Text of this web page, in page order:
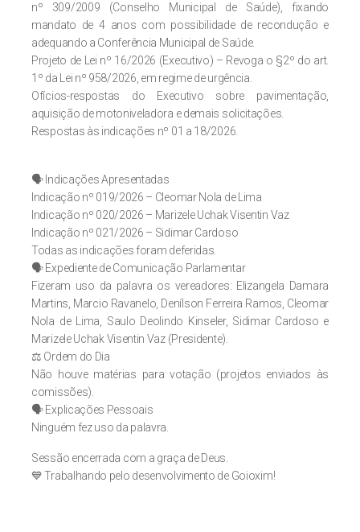
nº 309/2009 (Conselho Municipal de Saúde), fixando
mandato de 4 anos com possibilidade de recondução e
adequando a Conferência Municipal de Saúde.
Projeto de Lei nº 16/2026 (Executivo) – Revoga o §2º do art.
1º da Lei nº 958/2026, em regime de urgência.
Ofícios-respostas do Executivo sobre pavimentação,
aquisição de motoniveladora e demais solicitações.
Respostas às indicações nº 01 a 18/2026.
🗣️ Indicações Apresentadas
Indicação nº 019/2026 – Cleomar Nola de Lima
Indicação nº 020/2026 – Marizele Uchak Visentin Vaz
Indicação nº 021/2026 – Sidimar Cardoso
Todas as indicações foram deferidas.
🗣️ Expediente de Comunicação Parlamentar
Fizeram uso da palavra os vereadores: Elizangela Damara
Martins, Marcio Ravanelo, Denílson Ferreira Ramos, Cleomar
Nola de Lima, Saulo Deolindo Kinseler, Sidimar Cardoso e
Marizele Uchak Visentin Vaz (Presidente).
⚖️ Ordem do Dia
Não houve matérias para votação (projetos enviados às
comissões).
🗣️ Explicações Pessoais
Ninguém fez uso da palavra.
Sessão encerrada com a graça de Deus.
💙 Trabalhando pelo desenvolvimento de Goioxim!